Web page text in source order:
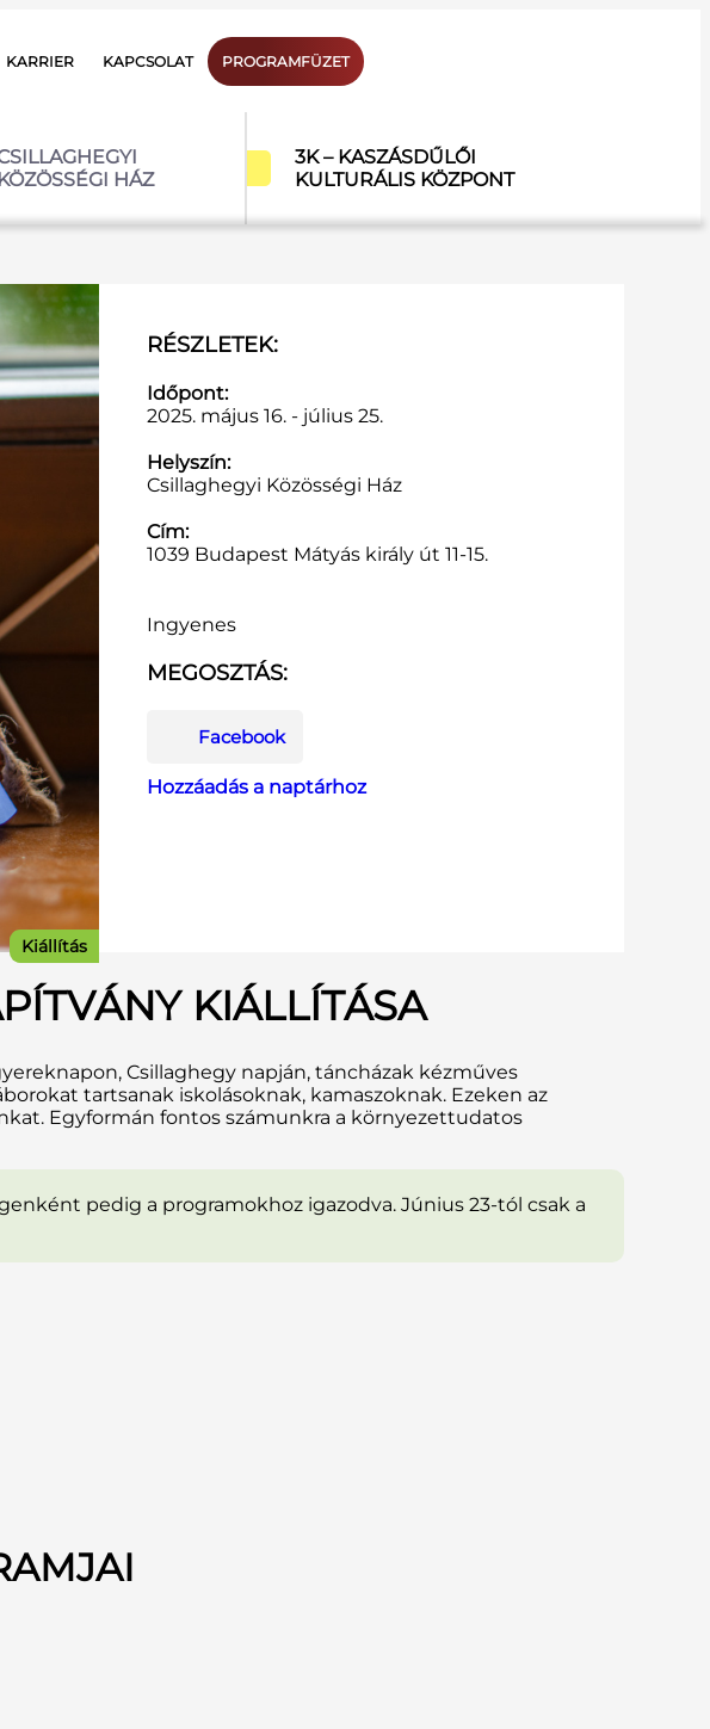
KARRIER KAPCSOLAT PROGRAMFÜZET
HÁZ
3K – KASZÁSDŰLŐI
KULTURÁLIS KÖZPONT
Kiállítás
RÉSZLETEK:
Időpont:
2025. május 16. - július 25.
Helyszín:
Csillaghegyi Közösségi Ház
Cím:
1039 Budapest Mátyás király út 11-15.
Ingyenes
MEGOSZTÁS:
Facebook
Hozzáadás a naptárhoz
KIÁLLÍTÁSA
Csillaghegy napján, táncházak kézműves
tartsanak iskolásoknak, kamaszoknak. Ezeken az
Egyformán fontos számunkra a környezettudatos
pedig a programokhoz igazodva. Június 23-tól csak a